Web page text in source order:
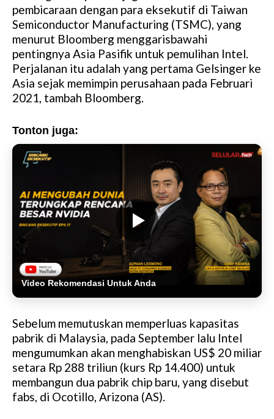
pembicaraan dengan para eksekutif di Taiwan
Semiconductor Manufacturing (TSMC), yang
menurut Bloomberg menggarisbawahi
pentingnya Asia Pasifik untuk pemulihan Intel.
Perjalanan itu adalah yang pertama Gelsinger ke
Asia sejak memimpin perusahaan pada Februari
2021, tambah Bloomberg.
Tonton juga:
Video Rekomendasi Untuk Anda
Sebelum memutuskan memperluas kapasitas
pabrik di Malaysia, pada September lalu Intel
mengumumkan akan menghabiskan US$ 20 miliar
setara Rp 288 triliun (kurs Rp 14.400) untuk
membangun dua pabrik chip baru, yang disebut
fabs, di Ocotillo, Arizona (AS).